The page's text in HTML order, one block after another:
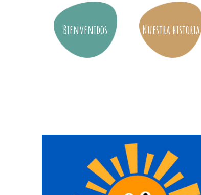
Bienvenidos Nuestra historia